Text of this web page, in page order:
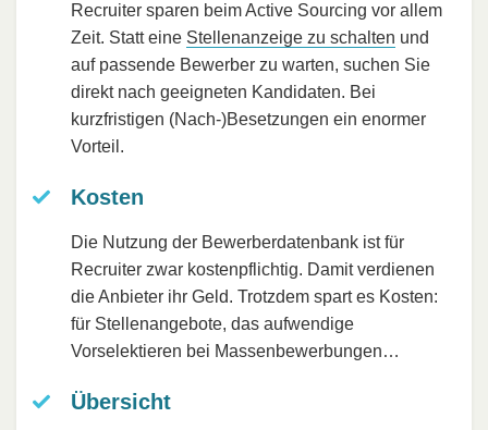
Recruiter sparen beim Active Sourcing vor allem
Zeit. Statt eine Stellenanzeige zu schalten und
auf passende Bewerber zu warten, suchen Sie
direkt nach geeigneten Kandidaten. Bei
kurzfristigen (Nach-)Besetzungen ein enormer
Vorteil.
Kosten
Die Nutzung der Bewerberdatenbank ist für
Recruiter zwar kostenpflichtig. Damit verdienen
die Anbieter ihr Geld. Trotzdem spart es Kosten:
für Stellenangebote, das aufwendige
Vorselektieren bei Massenbewerbungen…
Übersicht